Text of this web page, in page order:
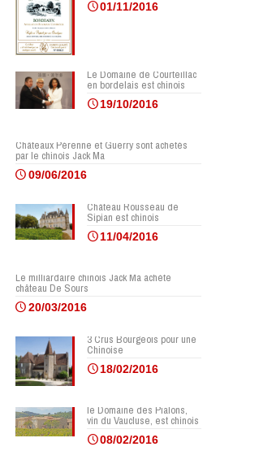
01/11/2016
Le Domaine de Courteillac
en bordelais est chinois
19/10/2016
Châteaux Pérenne et Guerry sont achetés
par le chinois Jack Ma
09/06/2016
Château Rousseau de
Sipian est chinois
11/04/2016
Le milliardaire chinois Jack Ma achète
château De Sours
20/03/2016
3 Crus Bourgeois pour une
Chinoise
18/02/2016
le Domaine des Pialons,
vin du Vaucluse, est chinois
08/02/2016